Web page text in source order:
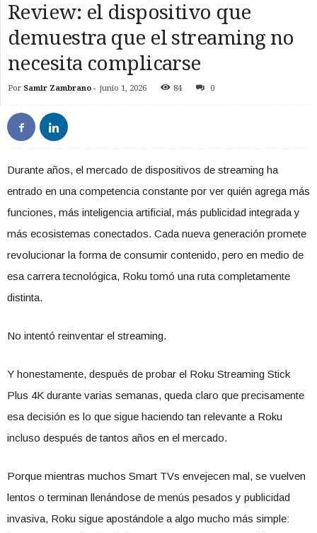
Review: el dispositivo que
demuestra que el streaming no
necesita complicarse
Por Samir Zambrano - junio 1, 2026 84 0
Durante años, el mercado de dispositivos de streaming ha
entrado en una competencia constante por ver quién agrega más
funciones, más inteligencia artificial, más publicidad integrada y
más ecosistemas conectados. Cada nueva generación promete
revolucionar la forma de consumir contenido, pero en medio de
esa carrera tecnológica, Roku tomó una ruta completamente
distinta.
No intentó reinventar el streaming.
Y honestamente, después de probar el Roku Streaming Stick
Plus 4K durante varias semanas, queda claro que precisamente
esa decisión es lo que sigue haciendo tan relevante a Roku
incluso después de tantos años en el mercado.
Porque mientras muchos Smart TVs envejecen mal, se vuelven
lentos o terminan llenándose de menús pesados y publicidad
invasiva, Roku sigue apostándole a algo mucho más simple: